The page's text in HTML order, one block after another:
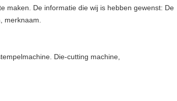
maken. De informatie die wij is hebben gewenst: De
merknaam.
Die-cutting machine,